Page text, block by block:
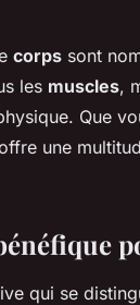
corps sont
les muscles,
Que
une
qui se